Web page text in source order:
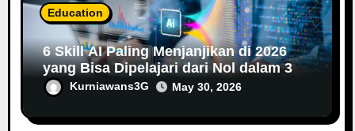
Education
6 Skill AI Paling Menjanjikan di 2026
yang Bisa Dipelajari dari Nol dalam 3
BulanKurniawans3G May 30, 2026